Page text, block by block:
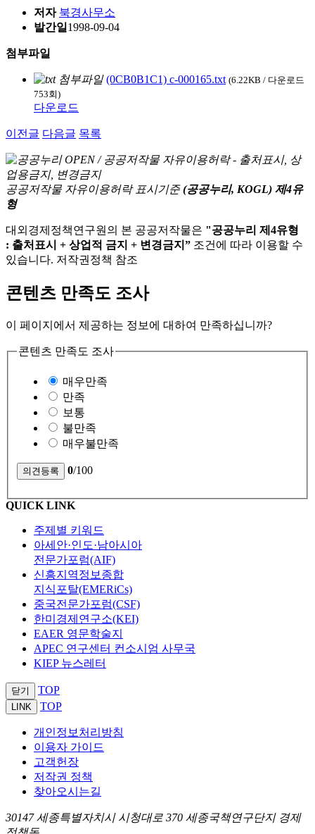
저자 북경사무소
발간일 1998-09-04
첨부파일
(0CB0B1C1) c-000165.txt (6.22KB / 다운로드
753회)
다운로드
이전글 다음글 목록
공공저작물 자유이용허락 표시기준 (공공누리, KOGL) 제4유
형
대외경제정책연구원의 본 공공저작물은 "공공누리 제4유형
: 출처표시 + 상업적 금지 + 변경금지” 조건에 따라 이용할 수
있습니다. 저작권정책 참조
콘텐츠 만족도 조사
이 페이지에서 제공하는 정보에 대하여 만족하십니까?
콘텐츠 만족도 조사
매우만족
만족
보통
불만족
매우불만족
0/100
QUICK LINK
주제별 키워드
아세안·인도·남아시아
전문가포럼(AIF)
신흥지역정보종합
지식포탈(EMERiCs)
중국전문가포럼(CSF)
한미경제연구소(KEI)
EAER 영문학술지
APEC 연구센터 컨소시엄 사무국
KIEP 뉴스레터
닫기 TOP
LINK TOP
개인정보처리방침
이용자 가이드
고객헌장
저작권 정책
찾아오시는길
30147 세종특별자치시 시청대로 370 세종국책연구단지 경제